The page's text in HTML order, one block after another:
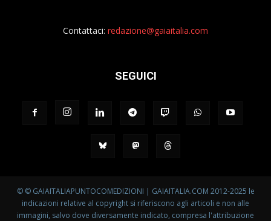
Contattaci: redazione@gaiaitalia.com
SEGUICI
© © GAIAITALIAPUNTOCOMEDIZIONI | GAIAITALIA.COM 2012-2025 le
indicazioni relative al copyright si riferiscono agli articoli e non alle
immagini, salvo dove diversamente indicato, compresa l'attribuzione